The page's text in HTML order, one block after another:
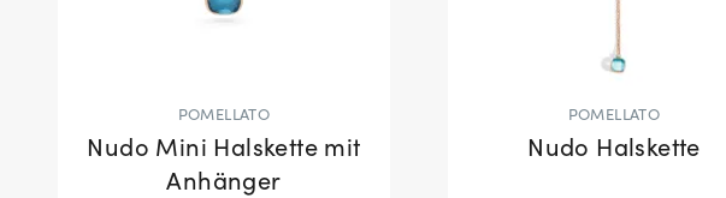
POMELLATO
Nudo Mini Halskette mit
Anhänger
POMELLATO
Nudo Halskette